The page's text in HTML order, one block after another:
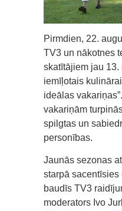
Pirmdien, 22.
TV3 un nākotnes
skatītājiem jau
iemīļotais
ideālas
vakariņām
spilgtas un
personības.
Jaunās sezonas
starpā sacentīsies
baudīs TV3
moderators Ivo